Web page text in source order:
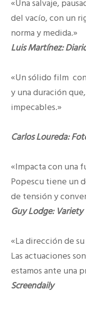
«Una salvaje,
del vacío, con un
norma y medida.»
Luis Martínez:
«Un sólido film
y una duración
impecables.»
Carlos Loureda:
«Impacta con una
Popescu tiene un
de tensión y
Guy Lodge: Variety
«La dirección de
Las actuaciones
estamos ante una
Screendaily